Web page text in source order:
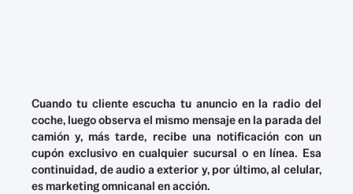
Cuando tu cliente escucha tu anuncio en la radio del
coche, luego observa el mismo mensaje en la parada del
camión y, más tarde, recibe una notificación con un
cupón exclusivo en cualquier sucursal o en línea. Esa
continuidad, de audio a exterior y, por último, al celular,
es marketing omnicanal en acción.